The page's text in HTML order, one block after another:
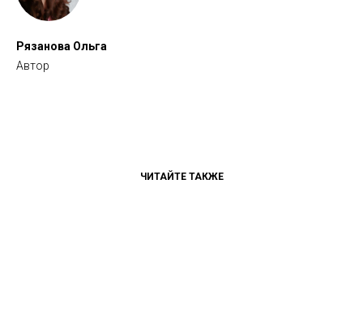
Рязанова Ольга
Автор
ЧИТАЙТЕ ТАКЖЕ